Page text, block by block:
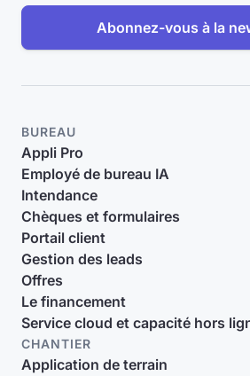
Abonnez-vous à la
BUREAU
Appli Pro
Employé de bureau IA
Intendance
Chèques et formulaires
Portail client
Gestion des leads
Offres
Le financement
Service cloud et capacité hors
CHANTIER
Application de terrain